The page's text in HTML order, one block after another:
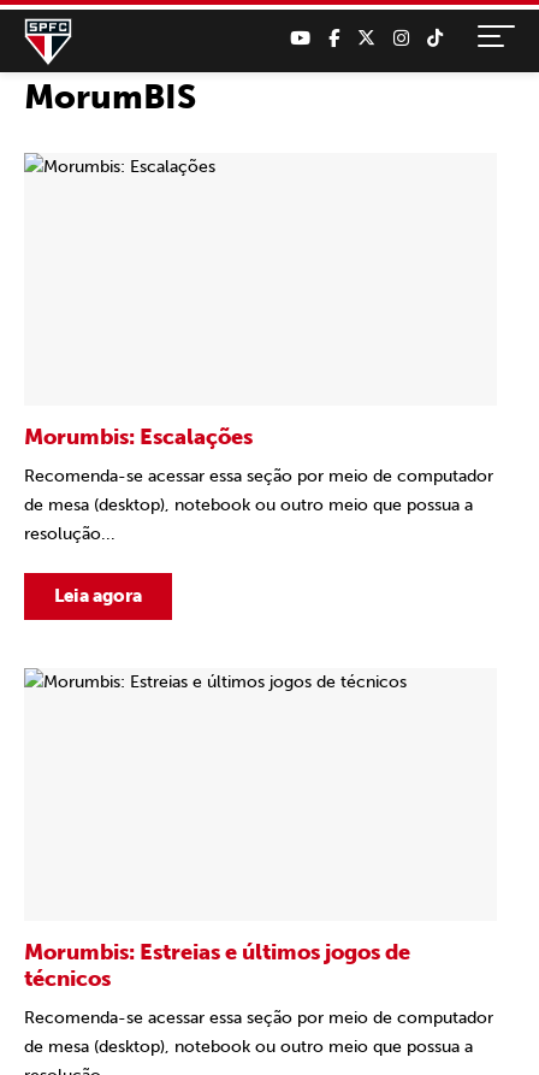
MorumBIS
Morumbis: Escalações
Recomenda-se acessar essa seção por meio de computador
de mesa (desktop), notebook ou outro meio que possua a
resolução...
Leia agora
Morumbis: Estreias e últimos jogos de
técnicos
Recomenda-se acessar essa seção por meio de computador
de mesa (desktop), notebook ou outro meio que possua a